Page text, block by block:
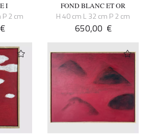
I
2 cm
€
FOND BLANC ET OR
H 40 cm L 32 cm P 2 cm
650,00 €